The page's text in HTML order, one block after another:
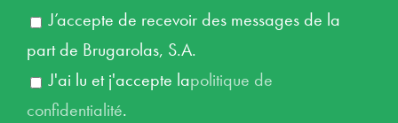
J’accepte de recevoir des messages de la
part de Brugarolas, S.A.
J'ai lu et j'accepte lapolitique de
confidentialité.